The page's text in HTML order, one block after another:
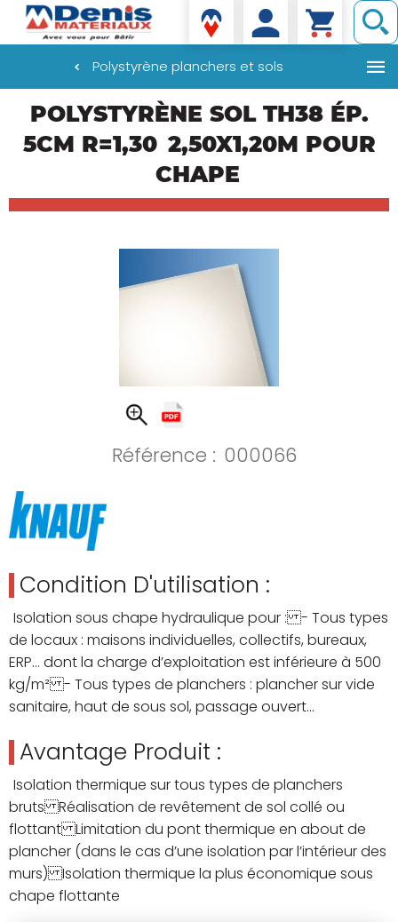
principal
Denis matériaux
Polystyrène planchers et sols
POLYSTYRÈNE SOL TH38 ÉP.
5CM R=1,30 2,50X1,20M POUR
CHAPE
Référence : 000066
Condition D'utilisation :
Isolation sous chape hydraulique pour : - Tous types
de locaux : maisons individuelles, collectifs, bureaux,
ERP… dont la charge d’exploitation est inférieure à 500
kg/m² - Tous types de planchers : plancher sur vide
sanitaire, haut de sous sol, passage ouvert…
Avantage Produit :
Isolation thermique sur tous types de planchers
bruts Réalisation de revêtement de sol collé ou
flottant Limitation du pont thermique en about de
plancher (dans le cas d’une isolation par l’intérieur des
murs) Isolation thermique la plus économique sous
chape flottante